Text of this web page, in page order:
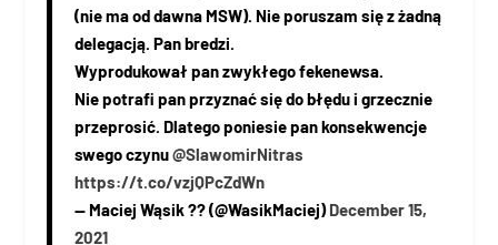
(nie ma od dawna MSW). Nie poruszam się z żadną
delegacją. Pan bredzi.
Wyprodukował pan zwykłego fekenewsa.
Nie potrafi pan przyznać się do błędu i grzecznie
przeprosić. Dlatego poniesie pan konsekwencje
swego czynu@SlawomirNitras
https://t.co/vzjQPcZdWn
— Maciej Wąsik ?? (@WasikMaciej)December 15,
2021